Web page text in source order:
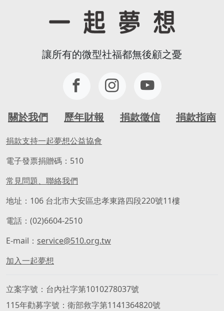
讓所有的微型社福都無後顧之憂
關於我們 歷年財報 捐款徵信 捐款指南
捐款支持一起夢想公益協會
電子發票捐贈碼：510
常見問題、聯絡我們
地址：106 台北市大安區忠孝東路四段220號11樓
電話：(02)6604-2510
E-mail： service@510.org.tw
加入一起夢想
立案字號
台內社字第1010278037號
115年勸募字號
衛部救字第1141364820號